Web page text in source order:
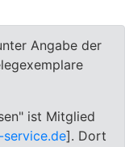
Angabe der
ist Mitglied
]. Dort